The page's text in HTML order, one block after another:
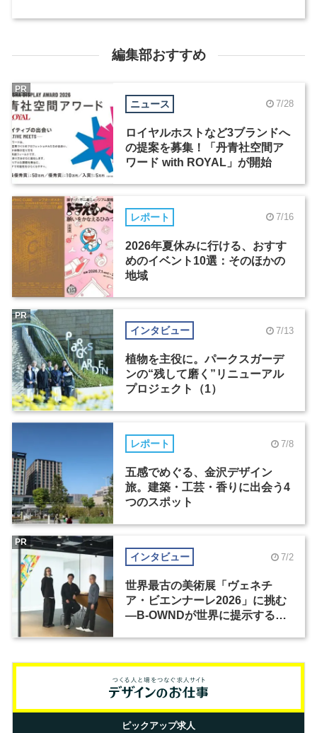
編集部おすすめ
ニュース 7/28
ロイヤルホストなど3ブランドへ
の提案を募集！「丹青社空間ア
ワード with ROYAL」が開始
PR
レポート 7/16
2026年夏休みに行ける、おすす
めのイベント10選：そのほかの
地域
インタビュー 7/13
植物を主役に。パークスガーデ
ンの“残して磨く”リニューアル
プロジェクト（1）
PR
レポート 7/8
五感でめぐる、金沢デザイン
旅。建築・工芸・香りに出会う4
つのスポット
インタビュー 7/2
世界最古の美術展「ヴェネチ
ア・ビエンナーレ2026」に挑む
―B-OWNDが世界に提示する美
PR
ピックアップ求人